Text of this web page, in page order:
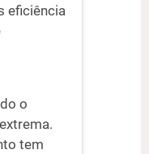
eficiência
o
tem